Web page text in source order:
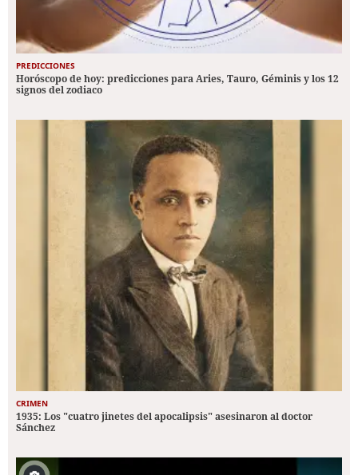
PREDICCIONES
Horóscopo de hoy: predicciones para Aries, Tauro, Géminis y los 12
signos del zodiaco
CRIMEN
1935: Los "cuatro jinetes del apocalipsis" asesinaron al doctor
Sánchez